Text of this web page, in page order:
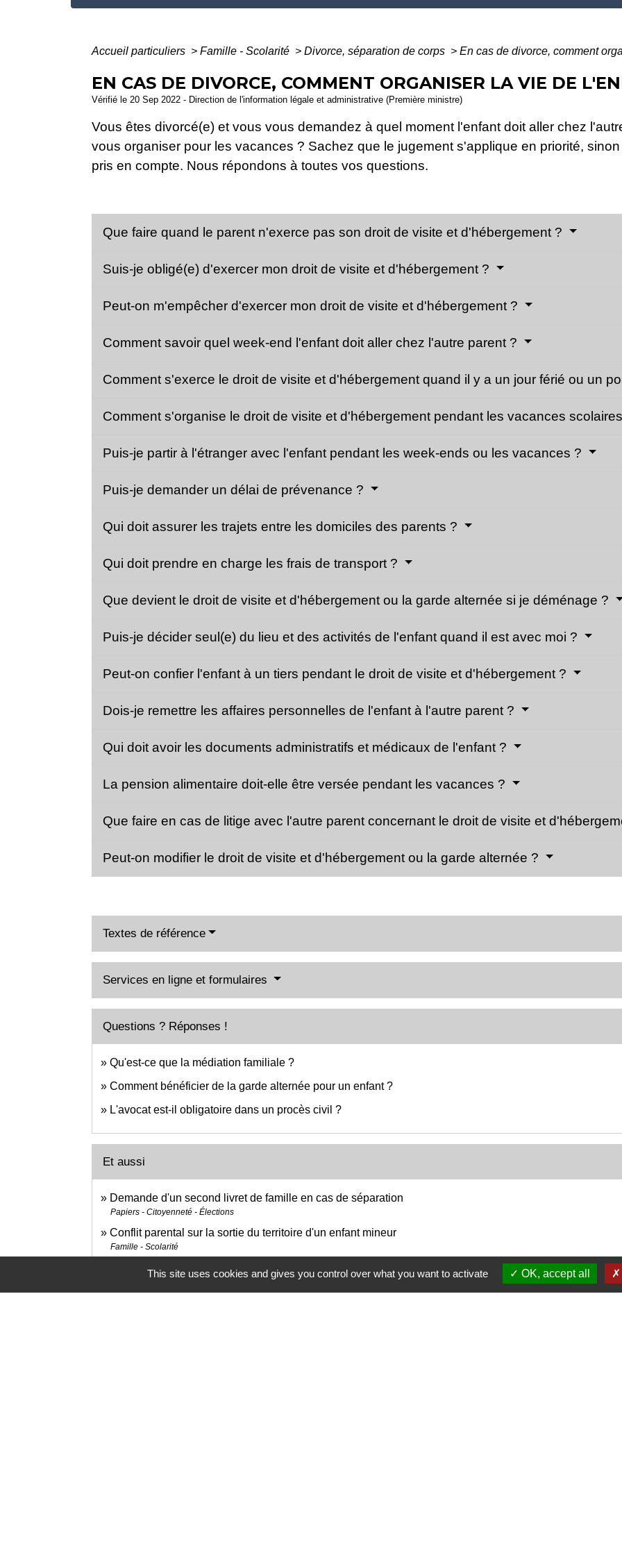
Accueil particuliers > Famille - Scolarité > Divorce, séparation de corps > En cas de divorce, comment
EN CAS DE DIVORCE, COMMENT ORGANISER LA VIE DE
Vérifié le 20 Sep 2022 - Direction de l'information légale et administrative (Première ministre)
Vous êtes divorcé(e) et vous vous demandez à quel moment l'enfant doit aller chez
vous organiser pour les vacances ? Sachez que le jugement s'applique en priorité,
pris en compte. Nous répondons à toutes vos questions.
Que faire quand le parent n'exerce pas son droit de visite et d'hébergement ?
Suis-je obligé(e) d'exercer mon droit de visite et d'hébergement ?
Peut-on m'empêcher d'exercer mon droit de visite et d'hébergement ?
Comment savoir quel week-end l'enfant doit aller chez l'autre parent ?
Comment s'exerce le droit de visite et d'hébergement quand il y a un jour férié ou un
Comment s'organise le droit de visite et d'hébergement pendant les vacances
Puis-je partir à l'étranger avec l'enfant pendant les week-ends ou les vacances ?
Puis-je demander un délai de prévenance ?
Qui doit assurer les trajets entre les domiciles des parents ?
Qui doit prendre en charge les frais de transport ?
Que devient le droit de visite et d'hébergement ou la garde alternée si je déménage ?
Puis-je décider seul(e) du lieu et des activités de l'enfant quand il est avec moi ?
Peut-on confier l'enfant à un tiers pendant le droit de visite et d'hébergement ?
Dois-je remettre les affaires personnelles de l'enfant à l'autre parent ?
Qui doit avoir les documents administratifs et médicaux de l'enfant ?
La pension alimentaire doit-elle être versée pendant les vacances ?
Que faire en cas de litige avec l'autre parent concernant le droit de visite et
Peut-on modifier le droit de visite et d'hébergement ou la garde alternée ?
Textes de référence
Services en ligne et formulaires
Questions ? Réponses !
Qu'est-ce que la médiation familiale ?
Comment bénéficier de la garde alternée pour un enfant ?
L'avocat est-il obligatoire dans un procès civil ?
Et aussi
Demande d'un second livret de famille en cas de séparation
Papiers - Citoyenneté - Élections
Conflit parental sur la sortie du territoire d'un enfant mineur
Famille - Scolarité
Autorité parentale en cas de séparation des parents
This site uses cookies and gives you control over what you want to activate OK, accept all